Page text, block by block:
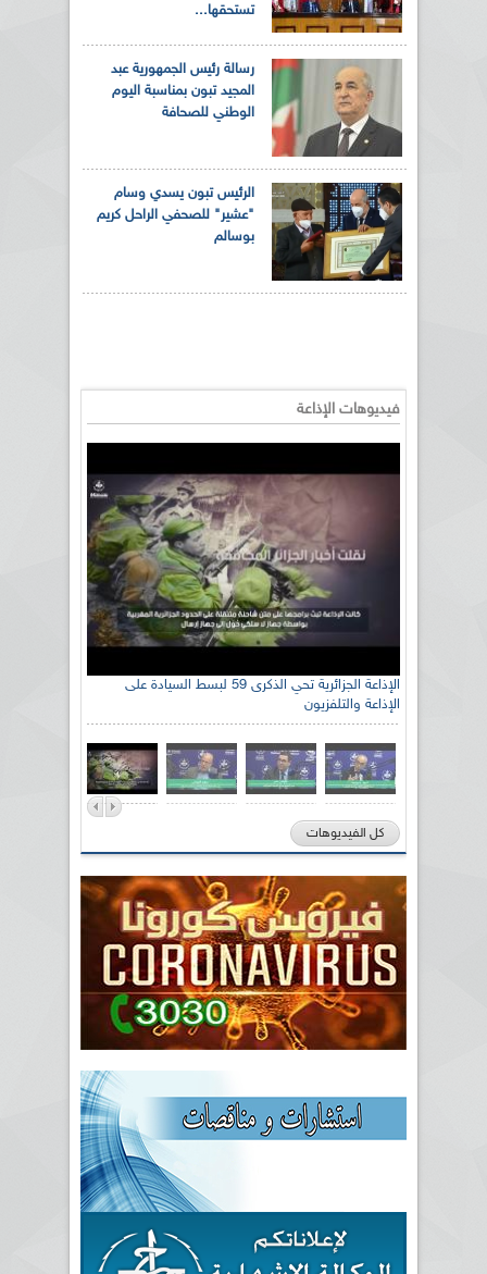
تستحقها...
رسالة رئيس الجمهورية عبد
المجيد تبون بمناسبة اليوم
الوطني للصحافة
الرئيس تبون يسدي وسام
"عشير" للصحفي الراحل كريم
بوسالم
فيديوهات الإذاعة
الإذاعة الجزائرية تحي الذكرى 59 لبسط السيادة على
الإذاعة والتلفزيون
كل الفيديوهات